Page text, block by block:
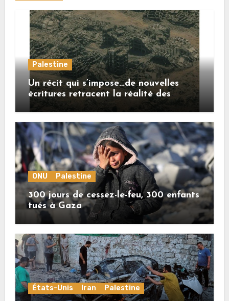
Palestine
Un récit qui s’impose…de nouvelles
écritures retracent la réalité des
crimes sionistes à Gaza
ONU Palestine
300 jours de cessez-le-feu, 300 enfants
tués à Gaza
États-Unis Iran Palestine